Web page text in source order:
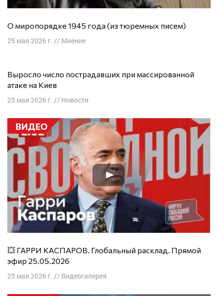
О миропорядке 1945 года (из тюремных писем)
25 мая 2026 г. // Мнение
Выросло число пострадавших при массированной
атаке на Киев
25 мая 2026 г. // Новости
ВИДЕО
💥 ГАРРИ КАСПАРОВ. Глобальный расклад. Прямой
эфир 25.05.2026
25 мая 2026 г. // Видеогалерея